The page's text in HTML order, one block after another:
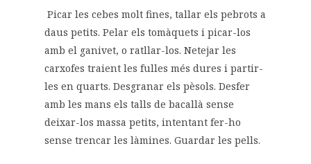
Picar les cebes molt fines, tallar els pebrots a
daus petits. Pelar els tomàquets i picar-los
amb el ganivet, o ratllar-los. Netejar les
carxofes traient les fulles més dures i partir-
les en quarts. Desgranar els pèsols. Desfer
amb les mans els talls de bacallà sense
deixar-los massa petits, intentant fer-ho
sense trencar les làmines. Guardar les pells.